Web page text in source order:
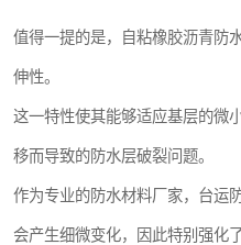
值得一提的是，自粘橡胶沥青防
伸性。
这一特性使其能够适应基层的微
移而导致的防水层破裂问题。
作为专业的防水材料厂家，台运
会产生细微变化，因此特别强化